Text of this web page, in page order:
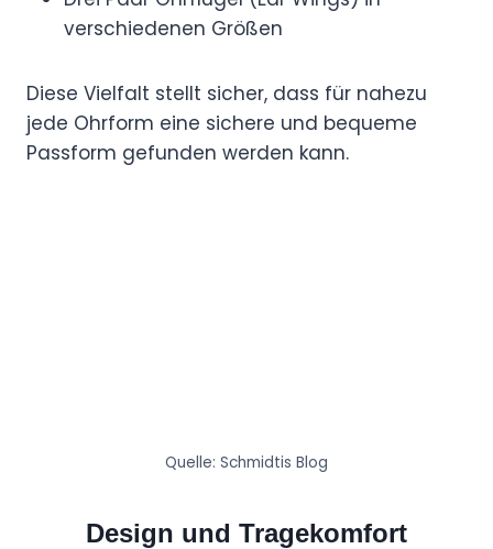
verschiedenen Größen
Diese Vielfalt stellt sicher, dass für nahezu
jede Ohrform eine sichere und bequeme
Passform gefunden werden kann.
Quelle: Schmidtis Blog
Design und Tragekomfort